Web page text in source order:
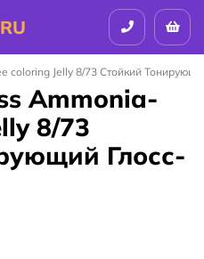
coloring Jelly 8/73 Стойкий
Ammonia-
8/73
Глосс-